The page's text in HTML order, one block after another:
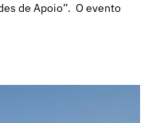
de Apoio”. O evento